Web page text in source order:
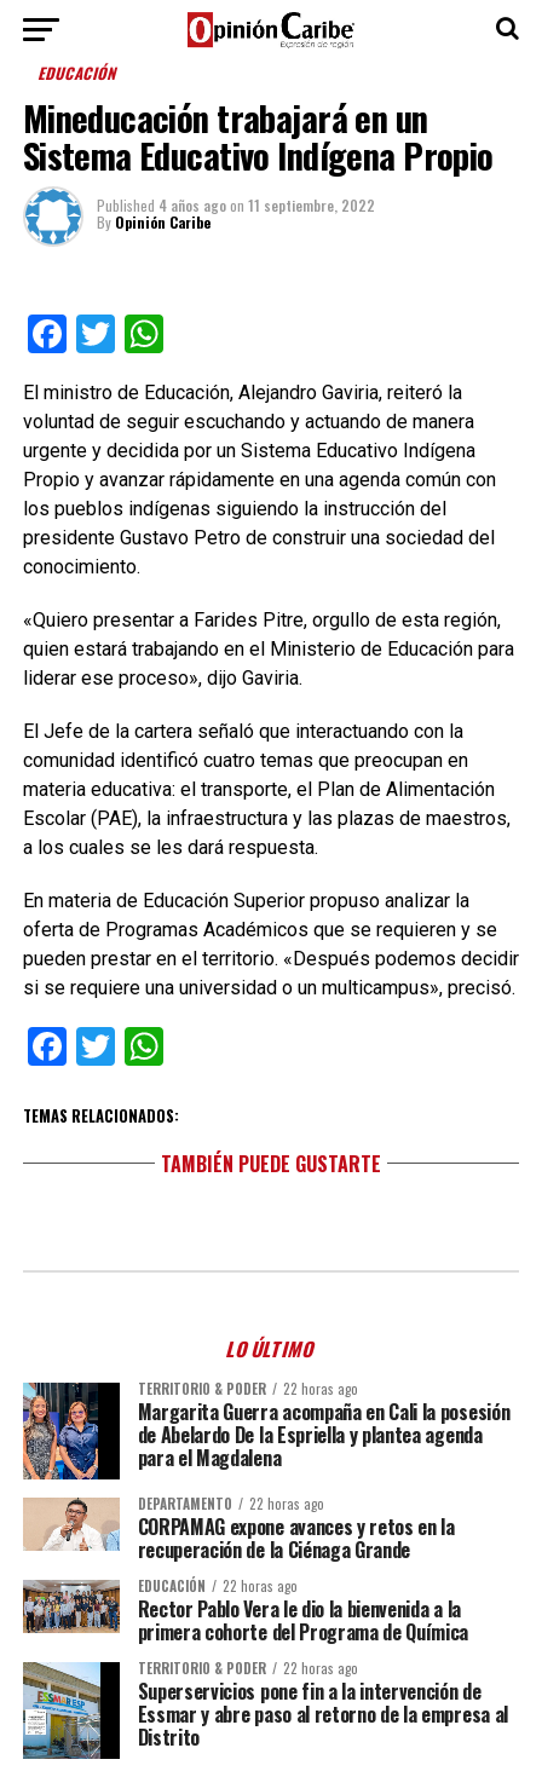
EDUCACIÓN
Mineducación trabajará en un
Sistema Educativo Indígena Propio
Published 4 años agoon 11 septiembre, 2022
By Opinión Caribe
Facebook
TwitterWhatsApp
El ministro de Educación, Alejandro Gaviria, reiteró la
voluntad de seguir escuchando y actuando de manera
urgente y decidida por un Sistema Educativo Indígena
Propio y avanzar rápidamente en una agenda común con
los pueblos indígenas siguiendo la instrucción del
presidente Gustavo Petro de construir una sociedad del
conocimiento.
«Quiero presentar a Farides Pitre, orgullo de esta región,
quien estará trabajando en el Ministerio de Educación para
liderar ese proceso», dijo Gaviria.
El Jefe de la cartera señaló que interactuando con la
comunidad identificó cuatro temas que preocupan en
materia educativa: el transporte, el Plan de Alimentación
Escolar (PAE), la infraestructura y las plazas de maestros,
a los cuales se les dará respuesta.
En materia de Educación Superior propuso analizar la
oferta de Programas Académicos que se requieren y se
pueden prestar en el territorio. «Después podemos decidir
si se requiere una universidad o un multicampus», precisó.
Facebook
TwitterWhatsApp
TEMAS RELACIONADOS:
TAMBIÉN PUEDE GUSTARTE
LO ÚLTIMO
TERRITORIO & PODER 22 horas ago
Margarita Guerra acompaña en Cali la posesión
de Abelardo De la Espriella y plantea agenda
para el Magdalena
DEPARTAMENTO 22 horas ago
CORPAMAG expone avances y retos en la
recuperación de la Ciénaga Grande
EDUCACIÓN 22 horas ago
Rector Pablo Vera le dio la bienvenida a la
primera cohorte del Programa de Química
TERRITORIO & PODER 22 horas ago
Superservicios pone fin a la intervención de
Essmar y abre paso al retorno de la empresa al
Distrito